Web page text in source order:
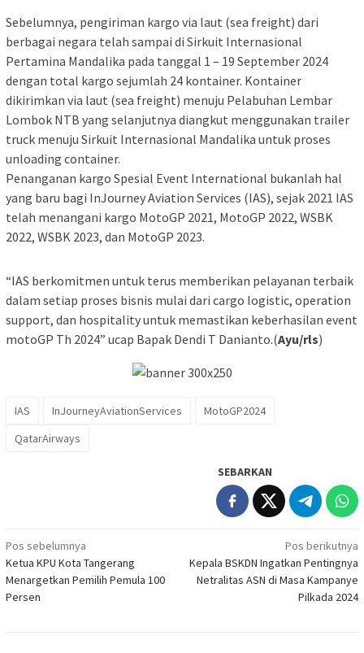
Sebelumnya, pengiriman kargo via laut (sea freight) dari
berbagai negara telah sampai di Sirkuit Internasional
Pertamina Mandalika pada tanggal 1 – 19 September 2024
dengan total kargo sejumlah 24 kontainer. Kontainer
dikirimkan via laut (sea freight) menuju Pelabuhan Lembar
Lombok NTB yang selanjutnya diangkut menggunakan trailer
truck menuju Sirkuit Internasional Mandalika untuk proses
unloading container.
Penanganan kargo Spesial Event International bukanlah hal
yang baru bagi InJourney Aviation Services (IAS), sejak 2021 IAS
telah menangani kargo MotoGP 2021, MotoGP 2022, WSBK
2022, WSBK 2023, dan MotoGP 2023.
“IAS berkomitmen untuk terus memberikan pelayanan terbaik
dalam setiap proses bisnis mulai dari cargo logistic, operation
support, dan hospitality untuk memastikan keberhasilan event
motoGP Th 2024” ucap Bapak Dendi T Danianto.(Ayu/rls)
IAS InJourneyAviationServices
MotoGP2024
QatarAirways
SEBARKAN
Navigasi
pos
Pos sebelumnya
Ketua KPU Kota Tangerang
Menargetkan Pemilih Pemula 100
Persen
Pos berikutnya
Kepala BSKDN Ingatkan Pentingnya
Netralitas ASN di Masa Kampanye
Pilkada 2024